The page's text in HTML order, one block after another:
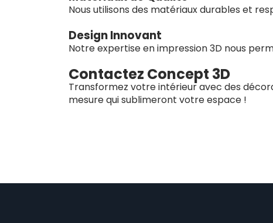
Nous utilisons des matériaux durables et
Design Innovant
Notre expertise en impression 3D nous
Contactez Concept 3D
Transformez votre intérieur avec des
mesure qui sublimeront votre espace !